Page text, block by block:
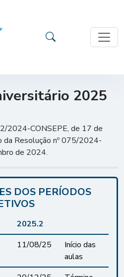
2025
2024-CONSEPE, de 17 de
Resolução nº 075/2024-
de 2024.
DOS PERÍODOS
2025.2
11/08/25
Início das
aulas